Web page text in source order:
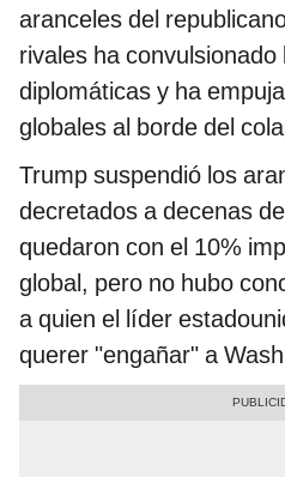
aranceles del
rivales ha convulsionado
diplomáticas y ha
globales al borde del
Trump suspendió los
decretados a decenas
quedaron con el 10%
global, pero no hubo
a quien el líder
querer "engañar" a